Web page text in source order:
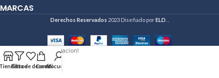
MARCAS
Derechos Reservados 2023 Diseñado porELD
Filtros
Lista de deseos
CarritoMi cuenta
Hola deseo mas informacion!